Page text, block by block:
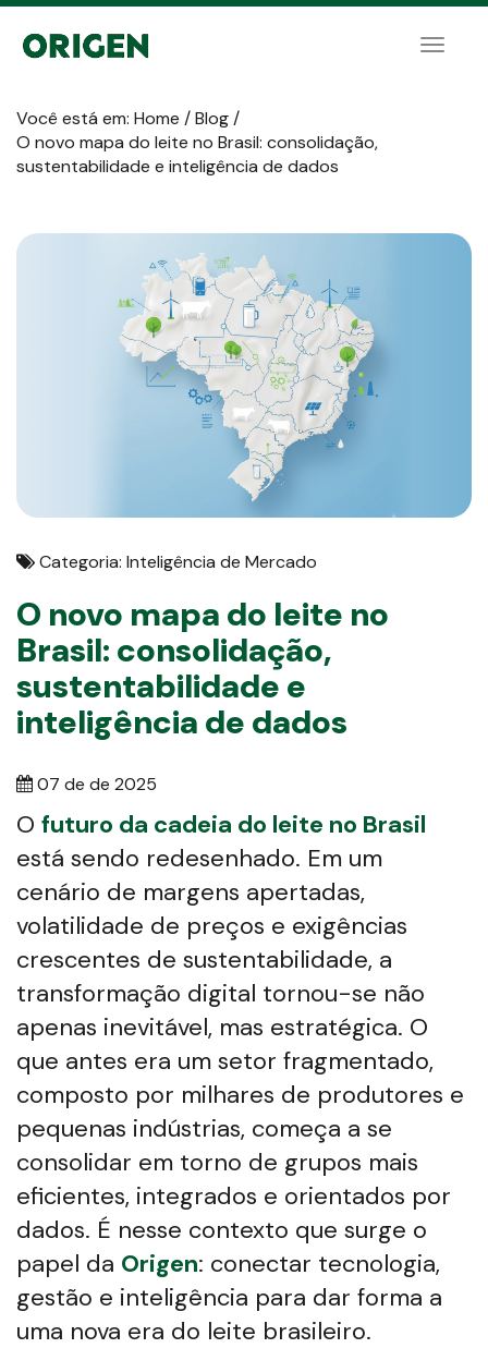
Toggle
Você está em: Home /Blog /
O novo mapa do leite no Brasil: consolidação,
sustentabilidade e inteligência de dados
Categoria: Inteligência de Mercado
O novo mapa do leite no
Brasil: consolidação,
sustentabilidade e
inteligência de dados
07 de de 2025
O futuro da cadeia do leite no Brasil
está sendo redesenhado. Em um
cenário de margens apertadas,
volatilidade de preços e exigências
crescentes de sustentabilidade, a
transformação digital tornou-se não
apenas inevitável, mas estratégica. O
que antes era um setor fragmentado,
composto por milhares de produtores e
pequenas indústrias, começa a se
consolidar em torno de grupos mais
eficientes, integrados e orientados por
dados. É nesse contexto que surge o
papel da Origen: conectar tecnologia,
gestão e inteligência para dar forma a
uma nova era do leite brasileiro.